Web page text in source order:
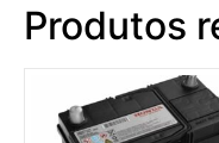
Produtos